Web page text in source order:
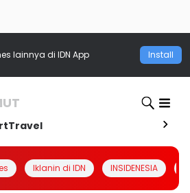
lainnya di IDN App Install
Travel
Iklanin di IDN INSIDENESIA